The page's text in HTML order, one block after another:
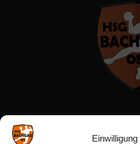
Menü: